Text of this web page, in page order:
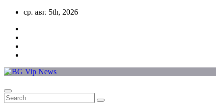
Skip
content
ср. авг. 5th, 2026